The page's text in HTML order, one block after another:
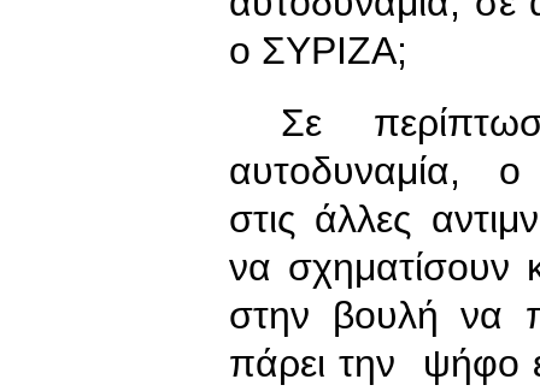
ο ΣΥΡΙΖΑ;
Σε
αυτοδυναμία, ο
στις άλλες
να σχηματίσουν
στην βουλή να
πάρει την ψήφο